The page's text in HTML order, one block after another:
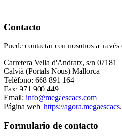
Contacto
Puede contactar con nosotros a
Carretera Vella d'Andratx, s/n 07181
Calvià (Portals Nous) Mallorca
Teléfono: 668 891 164
Fax: 971 900 449
Email: info@megaescacs.com
Página web: https://
Formulario de contacto